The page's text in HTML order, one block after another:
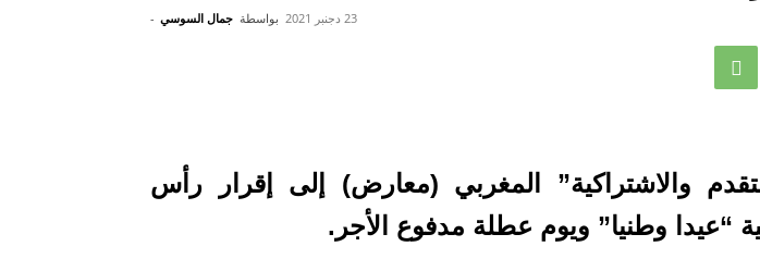
بواسطة جمال السوسي - 23 دجنبر 2021
والاشتراكية” المغربي (معارض) إلى إقرار رأس
“عيدا وطنيا” ويوم عطلة مدفوع الأجر.